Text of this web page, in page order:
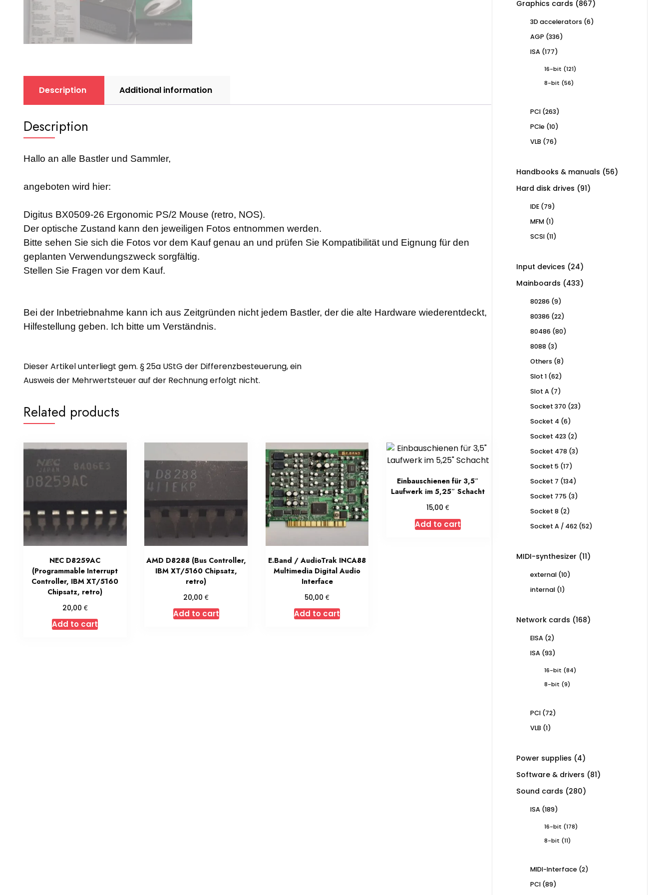
Description Additional information
Description
Hallo an alle Bastler und Sammler,
angeboten wird hier:
Digitus BX0509-26 Ergonomic PS/2 Mouse (retro, NOS).
Der optische Zustand kann den jeweiligen Fotos entnommen werden.
Bitte sehen Sie sich die Fotos vor dem Kauf genau an und prüfen Sie Kompatibilität und Eignung für den
geplanten Verwendungszweck sorgfältig.
Stellen Sie Fragen vor dem Kauf.
Bei der Inbetriebnahme kann ich aus Zeitgründen nicht jedem Bastler, der die alte Hardware wiederentdeckt,
Hilfestellung geben. Ich bitte um Verständnis.
Dieser Artikel unterliegt gem. § 25a UStG der Differenzbesteuerung, ein
Ausweis der Mehrwertsteuer auf der Rechnung erfolgt nicht.
Related products
NEC D8259AC
(Programmable Interrupt
Controller, IBM XT/5160
Chipsatz, retro)
20,00 €
Add to cart
AMD D8288 (Bus Controller,
IBM XT/5160 Chipsatz,
retro)
20,00€
Add to cart
E.Band / AudioTrak INCA88
Multimedia Digital Audio
Interface
50,00€
Add to cart
Einbauschienen für 3,5″
Laufwerk im 5,25″ Schacht
15,00€
Add to cart
Graphics cards 867867
3D accelerators 66
AGP 336336
ISA 177177
16-bit 121121
8-bit 5656
PCI 263263
PCIe 1010
VLB 7676
Handbooks & manuals 5656
Hard disk drives 9191
IDE 7979
MFM 11
SCSI 1111
Input devices 2424
products
Mainboards 433433
80286 99
80386 2222
80486 8080
8088 33
Others 88
Slot 1 6262
Slot A 77
Socket 370 2323
Socket 4 66
Socket 423 22
Socket 478 33
Socket 5 1717
Socket 7 134134
Socket 775 33
Socket 8 22
Socket A / 462 5252
MIDI-synthesizer 1111
external 1010
internal 11
Network cards 168168
EISA 22
ISA 9393
16-bit 8484
8-bit 99
PCI 7272
VLB 11
Power supplies 44
products
Software & drivers 8181
Sound cards 280280
ISA 189189
16-bit 178178
8-bit 1111
MIDI-Interface 22
PCI 8989